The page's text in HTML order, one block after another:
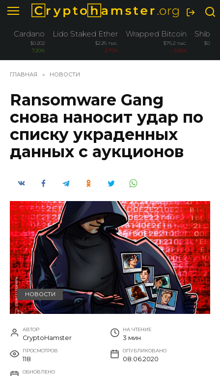
Перейти
содержанию
Cardano
$0.202
7.20%
Lido Staked Ether
$2.26 тыс.
-3.76%
Wrapped Bitcoin
$76.2 тыс.
-3.26%
Shiba
ГЛАВНАЯ » НОВОСТИ
Ransomware Gang
снова наносит удар по
списку украденных
данных с аукционов
НОВОСТИ
АВТОР
CryptoHamster
НА ЧТЕНИЕ
3 мин
ПРОСМОТРОВ
118
ОПУБЛИКОВАНО
08.06.2020
ОБНОВЛЕНО